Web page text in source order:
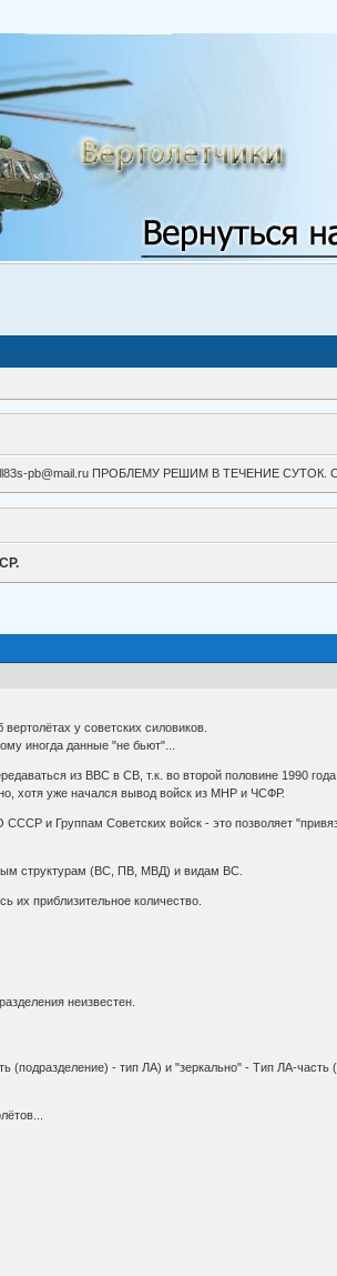
pb@mail.ru ПРОБЛЕМУ РЕШИМ В ТЕЧЕНИЕ
у советских силовиков.
иногда данные "не бьют"...
из ВВС в СВ, т.к. во второй половине 1990
хотя уже начался вывод войск из МНР и ЧСФР.
и Группам Советских войск - это позволяет
структурам (ВС, ПВ, МВД) и видам ВС.
их приблизительное количество.
неизвестен.
(подразделение) - тип ЛА) и "зеркально" - Тип ЛА-